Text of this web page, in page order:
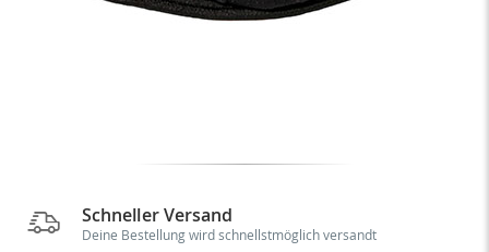
Schneller Versand
Deine Bestellung wird schnellstmöglich versandt